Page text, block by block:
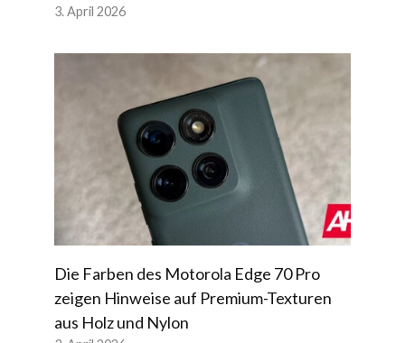
3. April 2026
Die Farben des Motorola Edge 70 Pro
zeigen Hinweise auf Premium-Texturen
aus Holz und Nylon